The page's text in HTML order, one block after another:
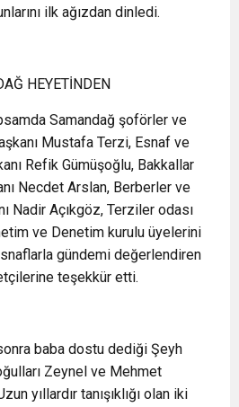
ilk ağızdan dinledi.
HEYETİNDEN
Samandağ şoförler ve
Mustafa Terzi, Esnaf ve
Refik Gümüşoğlu, Bakkallar
Necdet Arslan, Berberler ve
Nadir Açıkgöz, Terziler odası
ve Denetim kurulu üyelerini
gündemi değerlendiren
teşekkür etti.
baba dostu dediği Şeyh
Zeynel ve Mehmet
yıllardır tanışıklığı olan iki